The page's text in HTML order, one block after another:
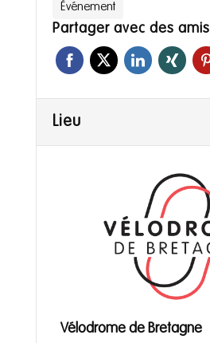
Événement
Partager avec des amis
Lieu
Vélodrome de Bretagne